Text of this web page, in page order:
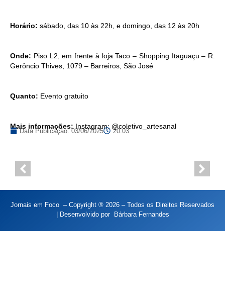
Horário: sábado, das 10 às 22h, e domingo, das 12 às 20h
Onde: Piso L2, em frente à loja Taco – Shopping Itaguaçu – R.
Gerôncio Thives, 1079 – Barreiros, São José
Quanto: Evento gratuito
Mais informações: Instagram: @coletivo_artesanal
Data Publicação:03/06/2025 20:03
Jornais em Foco – Copyright ® 2026 – Todos os Direitos Reservados
| Desenvolvido por Bárbara Fernandes